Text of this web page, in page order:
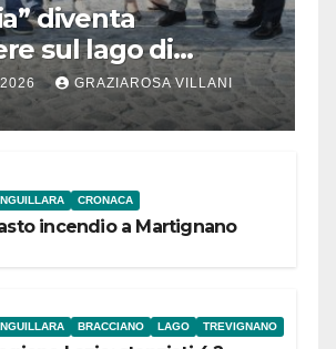
diventa
sul lago di
ieriGRAZIAROSA VILLANI
CRONACA
incendio a Martignano
BRACCIANO LAGO TREVIGNANO